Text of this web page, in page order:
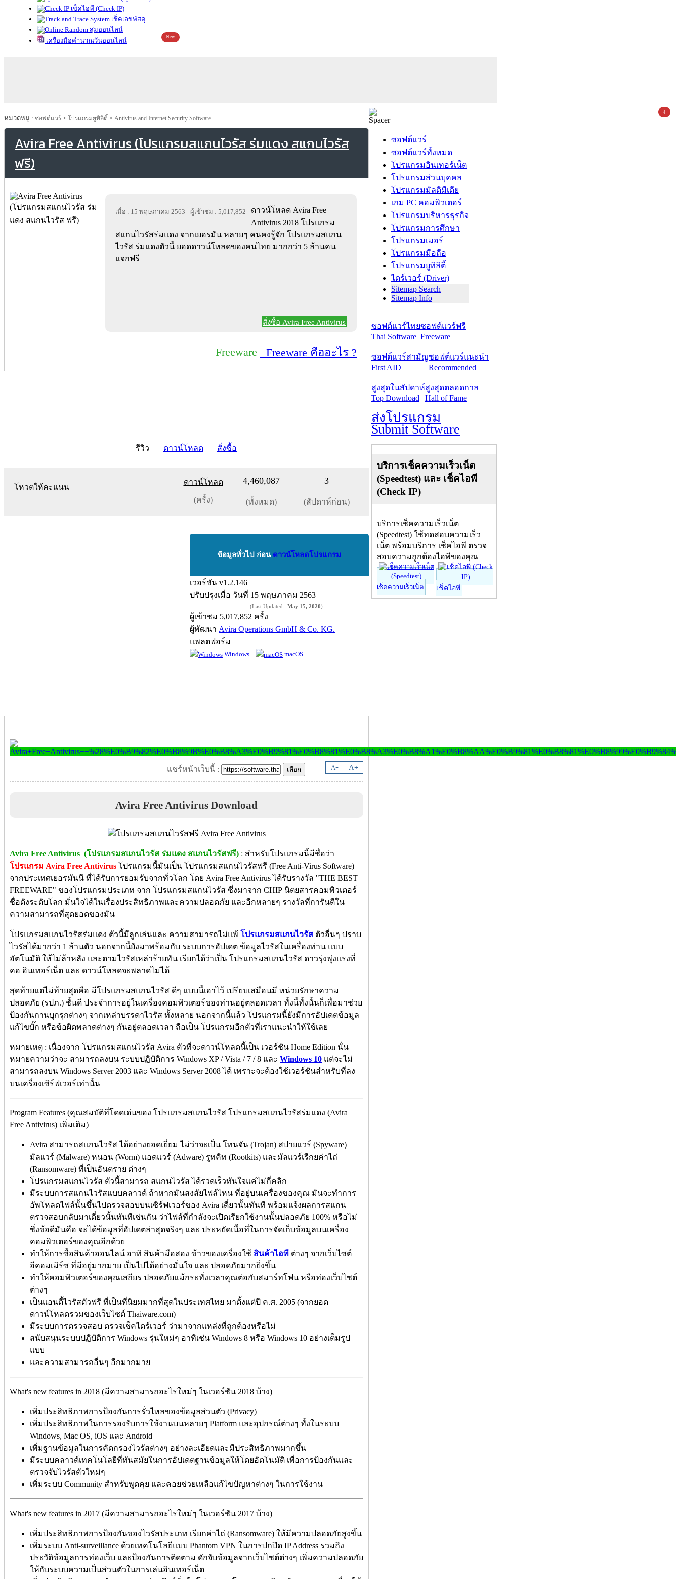
เช็คไอพี (Check IP)
เช็คเลขพัสดุ
สุ่มออนไลน์
เครื่องมือคำนวณวันออนไลน์
New
หมวดหมู่ : ซอฟต์แวร์ > โปรแกรมยูทิลิตี้ > Antivirus and Internet Security Software
Avira Free Antivirus (โปรแกรมสแกนไวรัส ร่มแดง สแกนไวรัส
ฟรี)
เมื่อ : 15 พฤษภาคม 2563 ผู้เข้าชม : 5,017,852
ดาวน์โหลด Avira Free
Antivirus 2018 โปรแกรม
สแกนไวรัสร่มแดง จากเยอรมัน หลายๆ คนคงรู้จัก โปรแกรมสแกน
ไวรัส ร่มแดงตัวนี้ ยอดดาวน์โหลดของคนไทย มากกว่า 5 ล้านคน
แจกฟรี
สั่งซื้อ Avira Free Antivirus
Freeware Freeware คืออะไร ?
รีวิว ดาวน์โหลด สั่งซื้อ
โหวตให้คะแนน
ดาวน์โหลด
(ครั้ง)
4,460,087
(ทั้งหมด)
3
(สัปดาห์ก่อน)
ข้อมูลทั่วไป ก่อน ดาวน์โหลดโปรแกรม
เวอร์ชัน v1.2.146
ปรับปรุงเมื่อ วันที่ 15 พฤษภาคม 2563
(Last Updated : May 15, 2020)
ผู้เข้าชม 5,017,852 ครั้ง
ผู้พัฒนา Avira Operations GmbH & Co. KG.
แพลตฟอร์ม
Windows macOS
A- A+
แชร์หน้าเว็บนี้ :
Avira Free Antivirus Download
Avira Free Antivirus (โปรแกรมสแกนไวรัส ร่มแดง สแกนไวรัสฟรี) : สำหรับโปรแกรมนี้มีชื่อว่า
โปรแกรม Avira Free Antivirus โปรแกรมนี้มันเป็น โปรแกรมสแกนไวรัสฟรี (Free Anti-Virus Software)
จากประเทศเยอรมันนี ที่ได้รับการยอมรับจากทั่วโลก โดย Avira Free Antivirus ได้รับรางวัล "THE BEST
FREEWARE" ของโปรแกรมประเภท จาก โปรแกรมสแกนไวรัส ซึ่งมาจาก CHIP นิตยสารคอมพิวเตอร์
ชื่อดังระดับโลก มั่นใจได้ในเรื่องประสิทธิภาพและความปลอดภัย และอีกหลายๆ รางวัลที่การันตีใน
ความสามารถที่สุดยอดของมัน
โปรแกรมสแกนไวรัสร่มแดง ตัวนี้มีลูกเล่นและ ความสามารถไม่แพ้ โปรแกรมสแกนไวรัส ตัวอื่นๆ ปราบ
ไวรัสได้มากว่า 1 ล้านตัว นอกจากนี้ยังมาพร้อมกับ ระบบการอัปเดต ข้อมูลไวรัสในเครื่องท่าน แบบ
อัตโนมัติ ให้ไม่ล้าหลัง และตามไวรัสเหล่าร้ายทัน เรียกได้ว่าเป็น โปรแกรมสแกนไวรัส ดาวรุ่งพุ่งแรงที่
คอ อินเทอร์เน็ต และ ดาวน์โหลดจะพลาดไม่ได้
สุดท้ายแต่ไม่ท้ายสุดคือ มีโปรแกรมสแกนไวรัส ดีๆ แบบนี้เอาไว้ เปรียบเสมือนมี หน่วยรักษาความ
ปลอดภัย (รปภ.) ชั้นดี ประจำการอยู่ในเครื่องคอมพิวเตอร์ของท่านอยู่ตลอดเวลา ทั้งนี้ทั้งนั้นก็เพื่อมาช่วย
ป้องกันกานบุกรุกต่างๆ จากเหล่าบรรดาไวรัส ทั้งหลาย นอกจากนี้แล้ว โปรแกรมนี้ยังมีการอัปเดตข้อมูล
แก้ไขบั๊ก หรือข้อผิดพลาดต่างๆ กันอยู่ตลอดเวลา ถือเป็น โปรแกรมอีกตัวที่เราแนะนำให้ใช้เลย
หมายเหตุ : เนื่องจาก โปรแกรมสแกนไวรัส Avira ตัวที่จะดาวน์โหลดนี้เป็น เวอร์ชัน Home Edition นั่น
หมายความว่าจะ สามารถลงบน ระบบปฏิบัติการ Windows XP / Vista / 7 / 8 และ Windows 10 แต่จะไม่
สามารถลงบน Windows Server 2003 และ Windows Server 2008 ได้ เพราะจะต้องใช้เวอร์ชันสำหรับที่ลง
บนเครื่องเซิร์ฟเวอร์เท่านั้น
Program Features (คุณสมบัติที่โดดเด่นของ โปรแกรมสแกนไวรัส โปรแกรมสแกนไวรัสร่มแดง (Avira
Free Antivirus) เพิ่มเติม)
Avira สามารถสแกนไวรัส ได้อย่างยอดเยี่ยม ไม่ว่าจะเป็น โทนจัน (Trojan) สปายแวร์ (Spyware)
มัลแวร์ (Malware) หนอน (Worm) แอดแวร์ (Adware) รูทคิท (Rootkits) และมัลแวร์เรีกยค่าไถ่
(Ransomware) ที่เป็นอันตราย ต่างๆ
โปรแกรมสแกนไวรัส ตัวนี้สามารถ สแกนไวรัส ได้รวดเร็วทันใจแค่ไม่กี่คลิก
มีระบบการสแกนไวรัสแบบคลาวด์ ถ้าหากมันสงสัยไฟล์ไหน ที่อยู่บนเครื่องของคุณ มันจะทำการ
อัพโหลดไฟล์นั้นขึ้นไปตรวจสอบบนเซิร์ฟเวอร์ของ Avira เดี๋ยวนั้นทันที พร้อมแจ้งผลการสแกน
ตรวจสอบกลับมาเดี๋ยวนั้นทันทีเช่นกัน ว่าไฟล์ที่กำลังจะเปิดเรียกใช้งานนั้นปลอดภัย 100% หรือไม่
ซึ่งข้อดีมันคือ จะได้ข้อมูลที่อัปเดตล่าสุดจริงๆ และ ประหยัดเนื้อที่ในการจัดเก็บข้อมูลบนเครื่อง
คอมพิวเตอร์ของคุณอีกด้วย
ทำให้การซื้อสินค้าออนไลน์ อาทิ สินค้ามือสอง ข้าวของเครื่องใช้ สินค้าไอที ต่างๆ จากเว็บไซต์
อีคอมเมิร์ซ ที่มีอยู่มากมาย เป็นไปได้อย่างมั่นใจ และ ปลอดภัยมากยิ่งขึ้น
ทำให้คอมพิวเตอร์ของคุณเสถียร ปลอดภัยแม้กระทั่งเวลาคุณต่อกับสมาร์ทโฟน หรือท่องเว็บไซต์
ต่างๆ
เป็นแอนตี้ไวรัสตัวฟรี ที่เป็นที่นิยมมากที่สุดในประเทศไทย มาตั้งแต่ปี ค.ศ. 2005 (จากยอด
ดาวน์โหลดรวมของเว็บไซต์ Thaiware.com)
มีระบบการตรวจสอบ ตรวจเช็คไดร์เวอร์ ว่ามาจากแหล่งที่ถูกต้องหรือไม่
สนับสนุนระบบปฏิบัติการ Windows รุ่นใหม่ๆ อาทิเช่น Windows 8 หรือ Windows 10 อย่างเต็มรูป
แบบ
และความสามารถอื่นๆ อีกมากมาย
What's new features in 2018 (มีความสามารถอะไรใหม่ๆ ในเวอร์ชัน 2018 บ้าง)
เพิ่มประสิทธิภาพการป้องกันการรั่วไหลของข้อมูลส่วนตัว (Privacy)
เพิ่มประสิทธิภาพในการรองรับการใช้งานบนหลายๆ Platform และอุปกรณ์ต่างๆ ทั้งในระบบ
Windows, Mac OS, iOS และ Android
เพิ่มฐานข้อมูลในการคัดกรองไวรัสต่างๆ อย่างละเอียดและมีประสิทธิภาพมากขึ้น
มีระบบคลาวด์เทคโนโลยีที่ทันสมัยในการอัปเดตฐานข้อมูลให้โดยอัตโนมัติ เพื่อการป้องกันและ
ตรวจจับไวรัสตัวใหม่ๆ
เพิ่มระบบ Community สำหรับพูดคุย และคอยช่วยเหลือแก้ไขปัญหาต่างๆ ในการใช้งาน
What's new features in 2017 (มีความสามารถอะไรใหม่ๆ ในเวอร์ชัน 2017 บ้าง)
เพิ่มประสิทธิภาพการป้องกันของไวรัสประเภท เรียกค่าไถ่ (Ransomware) ให้มีความปลอดภัยสูงขึ้น
เพิ่มระบบ Anti-surveillance ด้วยเทคโนโลยีแบบ Phantom VPN ในการปกปิด IP Address รวมถึง
ประวัติข้อมูลการท่องเว็บ และป้องกันการติดตาม ดักจับข้อมูลจากเว็บไซต์ต่างๆ เพิ่มความปลอดภัย
ให้กับระบบความเป็นส่วนตัวในการเล่นอินเทอร์เน็ต
ซอฟต์แวร์
ซอฟต์แวร์ทั้งหมด
โปรแกรมอินเทอร์เน็ต
โปรแกรมส่วนบุคคล
โปรแกรมมัลติมีเดีย
เกม PC คอมพิวเตอร์
โปรแกรมบริหารธุรกิจ
โปรแกรมการศึกษา
โปรแกรมเมอร์
โปรแกรมมือถือ
โปรแกรมยูทิลิตี้
ไดร์เวอร์ (Driver)
Sitemap Search
Sitemap Info
ซอฟต์แวร์ไทย
Thai Software
ซอฟต์แวร์ฟรี
Freeware
ซอฟต์แวร์สามัญ
First AID
ซอฟต์แวร์แนะนำ
Recommended
สูงสุดในสัปดาห์
Top Download
สูงสุดตลอดกาล
Hall of Fame
ส่งโปรแกรม
Submit Software
บริการเช็คความเร็วเน็ต
(Speedtest) และ เช็คไอพี
(Check IP)
บริการเช็คความเร็วเน็ต
(Speedtest) ใช้ทดสอบความเร็ว
เน็ต พร้อมบริการ เช็คไอพี ตรวจ
สอบความถูกต้องไอพีของคุณ
เช็คความเร็วเน็ต เช็คไอพี
4